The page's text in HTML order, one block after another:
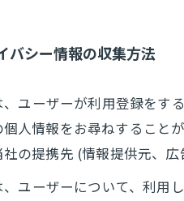
バシー情報の収集方法
、ユーザーが利用登録をす
人情報をお尋ねすること
の提携先 (情報提供元、
、ユーザーについて、利用